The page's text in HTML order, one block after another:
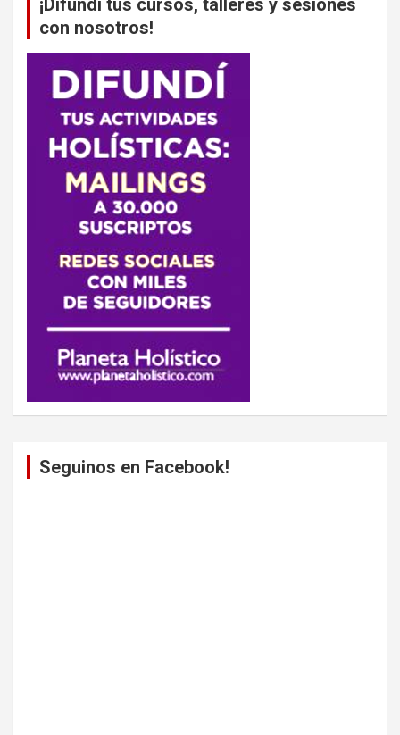
¡Difundí tus cursos, talleres y sesiones
con nosotros!
Seguinos en Facebook!